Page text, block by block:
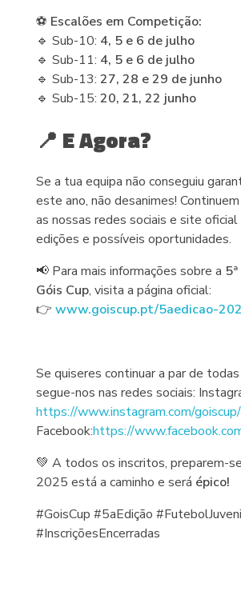
⚽ Escalões em Competição:
🔹 Sub-10: 4, 5 e 6 de julho
🔹 Sub-11: 4, 5 e 6 de julho
🔹 Sub-13: 27, 28 e 29 de junho
🔹 Sub-15: 20, 21, 22 junho
📍 E Agora?
Se a tua equipa não conseguiu
este ano, não desanimes!
as nossas redes sociais e site
edições e possíveis oportunidades.
📢 Para mais informações sobre a
Góis Cup, visita a página oficial:
👉 www.goiscup.pt/5aedicao-
Se quiseres continuar a par de
segue-nos nas redes sociais:
https://www.instagram.com/goiscup/
Facebook:https://
💚 A todos os inscritos, preparem-
2025 está a caminho e será épico!
#GoisCup #5aEdição
#InscriçõesEncerradas